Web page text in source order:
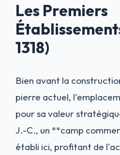
Les Premiers
1318)
Bien avant la
pierre actuel,
pour sa valeur
J.-C., un **camp
établi ici, profitant de